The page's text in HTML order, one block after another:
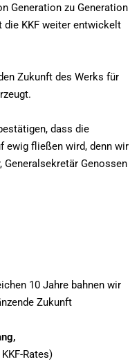
Generation zu Generation
KKF weiter entwickelt
Zukunft des Werks für
dass die
ewig fließen wird, denn wir
Generalsekretär Genossen
10 Jahre bahnen wir
Zukunft
Rates)